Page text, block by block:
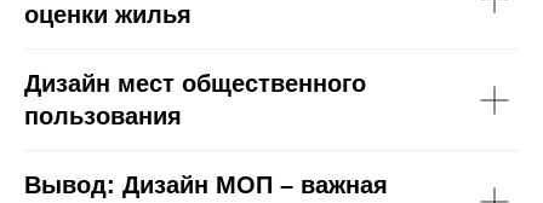
оценки жилья
Дизайн мест общественного
пользования
Вывод: Дизайн МОП – важная